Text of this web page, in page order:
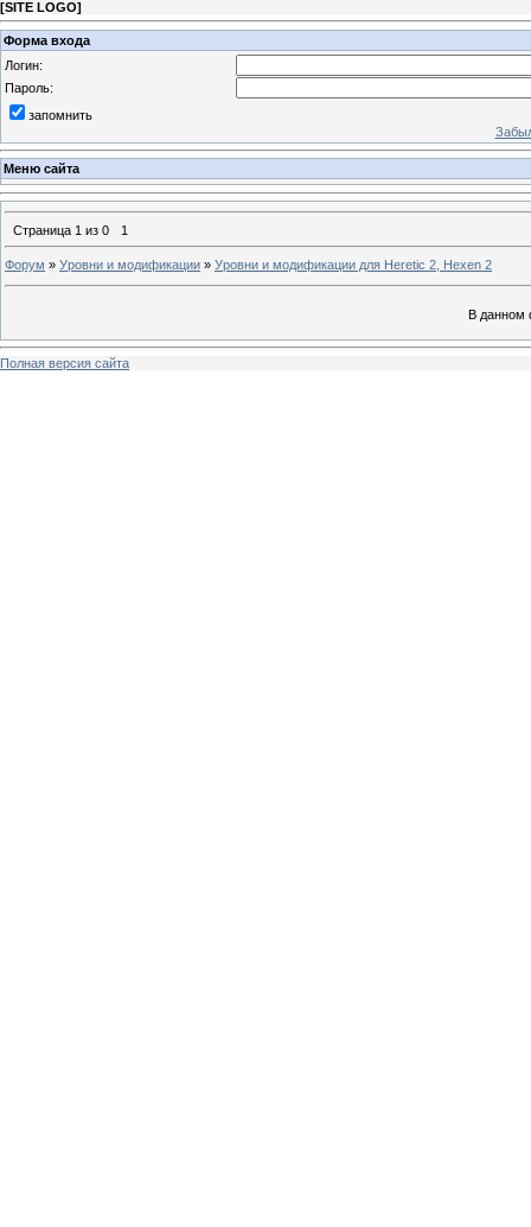
[SITE LOGO]
Форма входа
Логин:
Пароль:
запомнить
Меню сайта
Страница 1 из 0 1
Форум » Уровни и модификации » Уровни и модификации для Heretic 2, Hexen 2
В данном
Полная версия сайта